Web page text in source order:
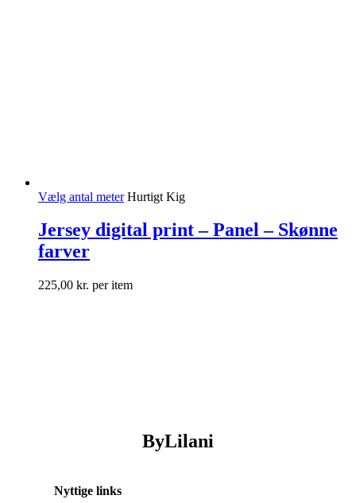
Vælg antal meter Hurtigt Kig
Jersey digital print – Panel – Skønne
farver
225,00 kr. per item
ByLilani
Nyttige links